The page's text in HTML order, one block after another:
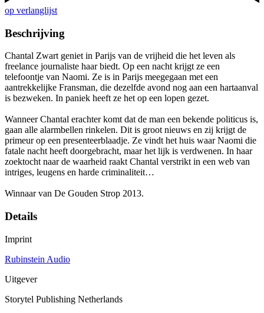
op verlanglijst
Beschrijving
Chantal Zwart geniet in Parijs van de vrijheid die het leven als
freelance journaliste haar biedt. Op een nacht krijgt ze een
telefoontje van Naomi. Ze is in Parijs meegegaan met een
aantrekkelijke Fransman, die dezelfde avond nog aan een hartaanval
is bezweken. In paniek heeft ze het op een lopen gezet.
Wanneer Chantal erachter komt dat de man een bekende politicus is,
gaan alle alarmbellen rinkelen. Dit is groot nieuws en zij krijgt de
primeur op een presenteerblaadje. Ze vindt het huis waar Naomi die
fatale nacht heeft doorgebracht, maar het lijk is verdwenen. In haar
zoektocht naar de waarheid raakt Chantal verstrikt in een web van
intriges, leugens en harde criminaliteit…
Winnaar van De Gouden Strop 2013.
Details
Imprint
Rubinstein Audio
Uitgever
Storytel Publishing Netherlands